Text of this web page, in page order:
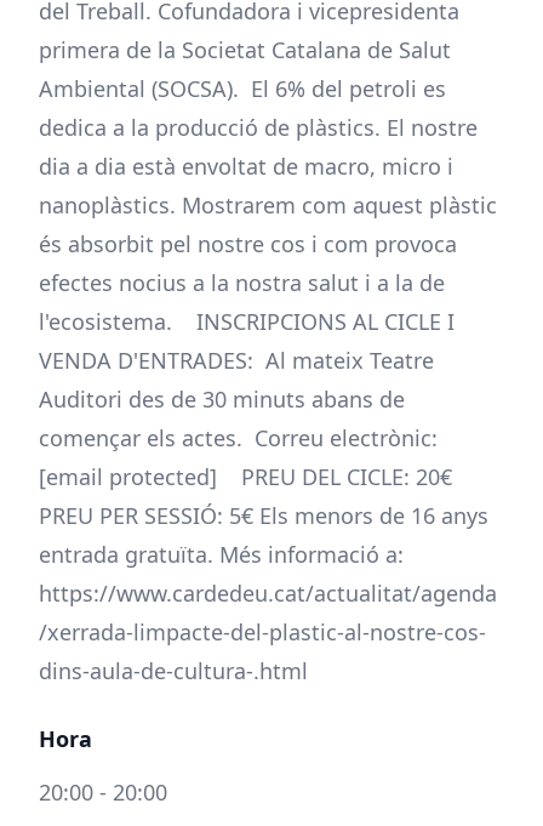
del Treball. Cofundadora i vicepresidenta
primera de la Societat Catalana de Salut
Ambiental (SOCSA). El 6% del petroli es
dedica a la producció de plàstics. El nostre
dia a dia està envoltat de macro, micro i
nanoplàstics. Mostrarem com aquest plàstic
és absorbit pel nostre cos i com provoca
efectes nocius a la nostra salut i a la de
l'ecosistema. INSCRIPCIONS AL CICLE I
VENDA D'ENTRADES: Al mateix Teatre
Auditori des de 30 minuts abans de
començar els actes. Correu electrònic:
[email protected] PREU DEL CICLE: 20€
PREU PER SESSIÓ: 5€ Els menors de 16 anys
entrada gratuïta. Més informació a:
https://www.cardedeu.cat/actualitat/agenda
/xerrada-limpacte-del-plastic-al-nostre-cos-
dins-aula-de-cultura-.html
Hora
20:00 - 20:00